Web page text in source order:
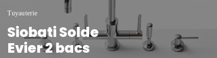
Tuyauterie
Siobati Solde
Evier 2 bacs